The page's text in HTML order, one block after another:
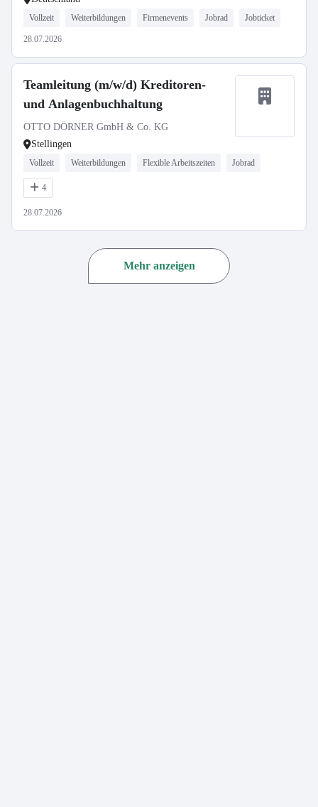
Vollzeit Weiterbildungen Firmenevents Jobrad Jobticket
28.07.2026
Teamleitung (m/w/d) Kreditoren-
und Anlagenbuchhaltung
OTTO DÖRNER GmbH & Co. KG
Stellingen
Vollzeit Weiterbildungen Flexible Arbeitszeiten Jobrad
4
28.07.2026
Mehr anzeigen